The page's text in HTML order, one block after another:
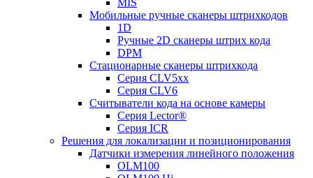
MIS
Мобильные ручные сканеры штрихкодов
1D
Ручные 2D сканеры штрих кода
DPM
Стационарные сканеры штрихкода
Серия CLV5xx
Серия CLV6
Считыватели кода на основе камеры
Серия Lector®
Серия ICR
Решения для локализации и позиционирования
Датчики измерения линейного положения
OLM100